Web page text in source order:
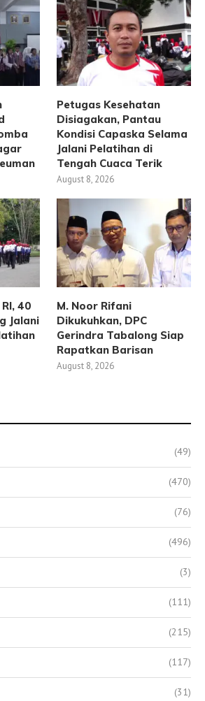
Petugas Kesehatan
Disiagakan, Pantau
Kondisi Capaska Selama
Jalani Pelatihan di
Tengah Cuaca Terik
August 8, 2026
40
Jalani
M. Noor Rifani
Dikukuhkan, DPC
Gerindra Tabalong Siap
Rapatkan Barisan
August 8, 2026
(49)
(470)
(76)
(496)
(3)
(111)
(215)
(117)
(31)